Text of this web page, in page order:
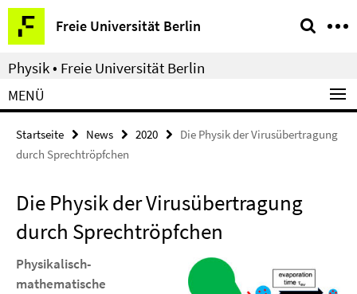
Springe
direkt
zu
Inhalt
Freie Universität Berlin
Service-
Navigation
Physik • Freie Universität Berlin
MENÜ
Startseite News 2020
Die Physik der Virusübertragung
durch Sprechtröpfchen
Die Physik der Virusübertragung
durch Sprechtröpfchen
Physikalisch-
mathematische